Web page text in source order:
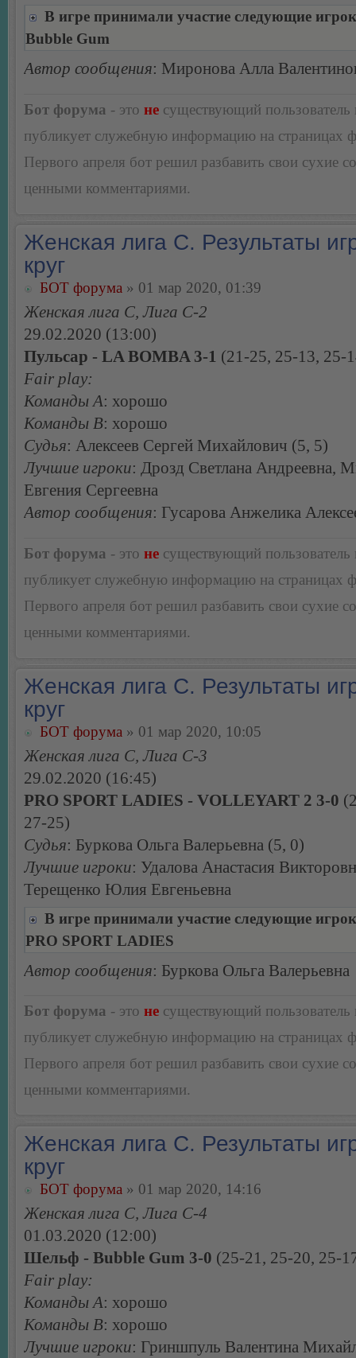
В игре принимали участие следующие
Bubble Gum
Автор сообщения: Миронова Алла
Бот форума - это не существующий пользователь
публикует служебную информацию на страницах
Первого апреля бот решил разбавить свои сухие
ценными комментариями.
Женская лига С. Результаты
круг
БОТ форума » 01 мар 2020, 01:39
Женская лига С, Лига С-2
29.02.2020 (13:00)
Пульсар - LA BOMBA 3-1 (21-25, 25-13, 25-
Fair play:
Команды А: хорошо
Команды В: хорошо
Судья: Алексеев Сергей Михайлович (5, 5)
Лучшие игроки: Дрозд Светлана Андреевна,
Евгения Сергеевна
Автор сообщения: Гусарова Анжелика
Бот форума - это не существующий пользователь
публикует служебную информацию на страницах
Первого апреля бот решил разбавить свои сухие
ценными комментариями.
Женская лига С. Результаты
круг
БОТ форума » 01 мар 2020, 10:05
Женская лига С, Лига С-3
29.02.2020 (16:45)
PRO SPORT LADIES - VOLLEYART 2 3-0
27-25)
Судья: Буркова Ольга Валерьевна (5, 0)
Лучшие игроки: Удалова Анастасия
Терещенко Юлия Евгеньевна
В игре принимали участие следующие
PRO SPORT LADIES
Автор сообщения: Буркова Ольга Валерьевна
Бот форума - это не существующий пользователь
публикует служебную информацию на страницах
Первого апреля бот решил разбавить свои сухие
ценными комментариями.
Женская лига С. Результаты
круг
БОТ форума » 01 мар 2020, 14:16
Женская лига С, Лига С-4
01.03.2020 (12:00)
Шельф - Bubble Gum 3-0 (25-21, 25-20, 25-
Fair play:
Команды А: хорошо
Команды В: хорошо
Лучшие игроки: Гриншпуль Валентина